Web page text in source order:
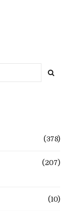
(378)
(207)
(10)